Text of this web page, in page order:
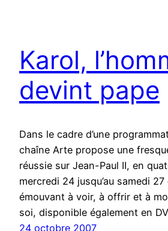
Karol,
devint pape
Dans le cadre d’une
chaîne Arte propose une
réussie sur Jean-Paul II, en
mercredi 24 jusqu’au samedi
émouvant à voir, à offrir et à
soi, disponible également en
24 octobre 2007